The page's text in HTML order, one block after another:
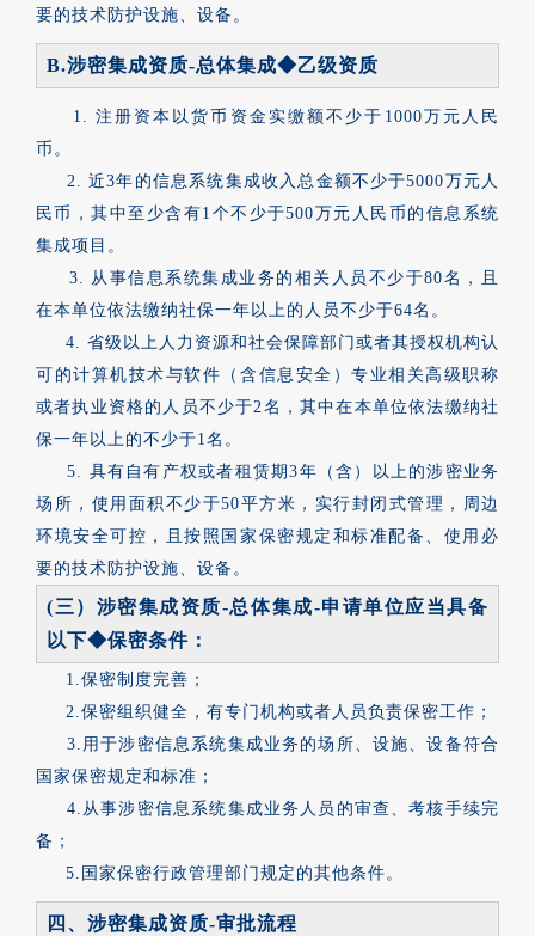
要的技术防护设施、设备。
B.涉密集成资质-总体集成◆乙级资质
1. 注册资本以货币资金实缴额不少于1000万元人民
币。
2. 近3年的信息系统集成收入总金额不少于5000万元人
民币，其中至少含有1个不少于500万元人民币的信息系统
集成项目。
3. 从事信息系统集成业务的相关人员不少于80名，且
在本单位依法缴纳社保一年以上的人员不少于64名。
4. 省级以上人力资源和社会保障部门或者其授权机构认
可的计算机技术与软件（含信息安全）专业相关高级职称
或者执业资格的人员不少于2名，其中在本单位依法缴纳社
保一年以上的不少于1名。
5. 具有自有产权或者租赁期3年（含）以上的涉密业务
场所，使用面积不少于50平方米，实行封闭式管理，周边
环境安全可控，且按照国家保密规定和标准配备、使用必
要的技术防护设施、设备。
(三）涉密集成资质-总体集成-申请单位应当具备
以下◆保密条件：
1.保密制度完善；
2.保密组织健全，有专门机构或者人员负责保密工作；
3.用于涉密信息系统集成业务的场所、设施、设备符合
国家保密规定和标准；
4.从事涉密信息系统集成业务人员的审查、考核手续完
备；
5.国家保密行政管理部门规定的其他条件。
四、涉密集成资质-审批流程